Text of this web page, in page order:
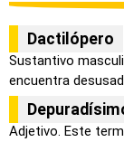
Dactilópero
Sustantivo
encuentra
Adjetivo. Este